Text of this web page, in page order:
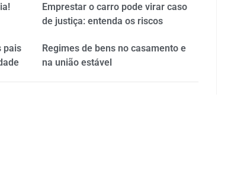
Emprestar o carro pode virar caso
de justiça: entenda os riscos
pais
Regimes de bens no casamento e
na união estável